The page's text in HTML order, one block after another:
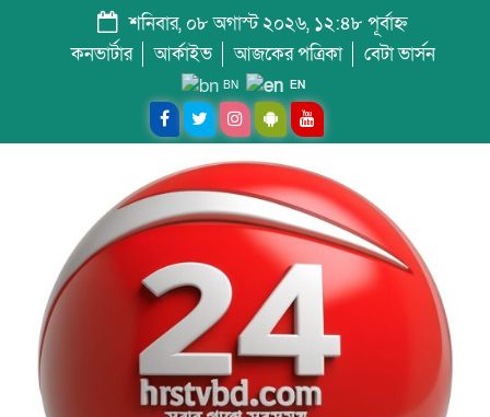
শনিবার, ০৮ অগাস্ট ২০২৬, ১২:৪৮ পূর্বাহ্ন
কনভার্টার
আর্কাইভ আজকের পত্রিকা বেটা ভার্সন
BN EN